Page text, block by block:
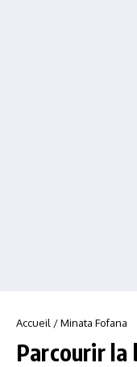
Accueil /Minata Fofana
Parcourir la